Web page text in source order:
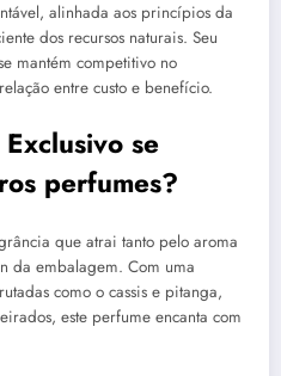
alinhada aos princípios da
dos recursos naturais. Seu
mantém competitivo no
entre custo e benefício.
se
perfumes?
que atrai tanto pelo aroma
da embalagem. Com uma
como o cassis e pitanga,
este perfume encanta com